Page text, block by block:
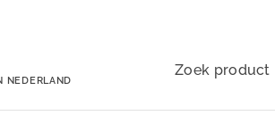
NEDERLAND
Zoek product